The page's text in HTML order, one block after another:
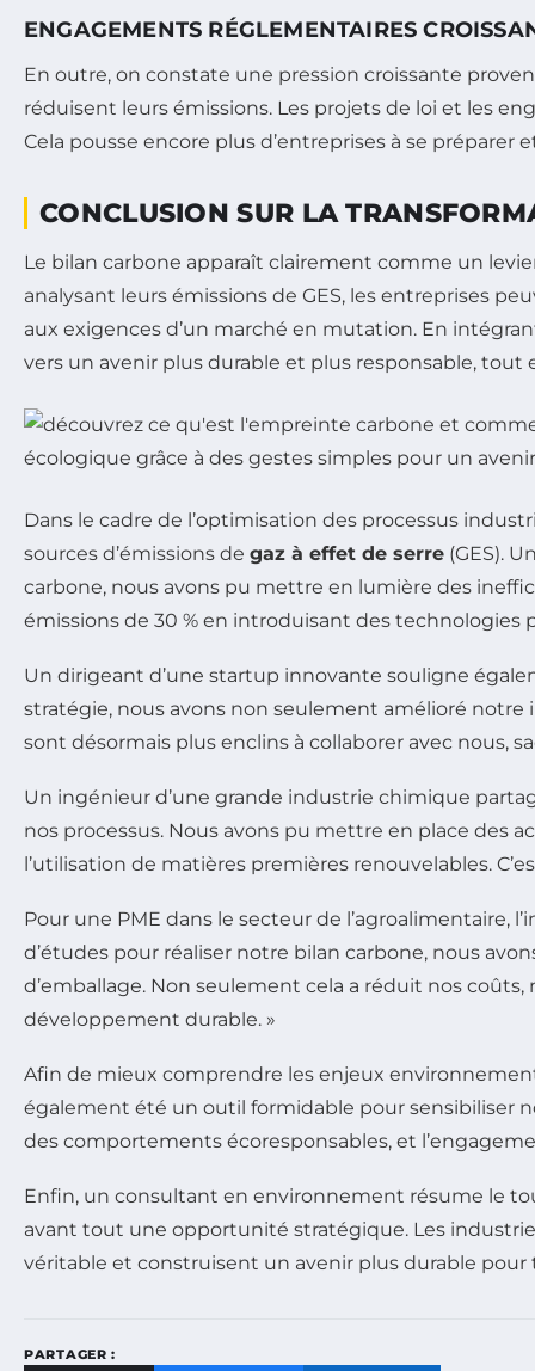
ENGAGEMENTS RÉGLEMENTAIRES
En outre, on constate une pression croissante
réduisent leurs émissions. Les projets de loi et les
Cela pousse encore plus d’entreprises à se préparer
CONCLUSION SUR LA
Le bilan carbone apparaît clairement comme un
analysant leurs émissions de GES, les entreprises
aux exigences d’un marché en mutation. En
vers un avenir plus durable et plus responsable,
Dans le cadre de l’optimisation des processus
sources d’émissions de gaz à effet de serre (GES).
carbone, nous avons pu mettre en lumière des
émissions de 30 % en introduisant des
Un dirigeant d’une startup innovante souligne
stratégie, nous avons non seulement amélioré
sont désormais plus enclins à collaborer avec nous,
Un ingénieur d’une grande industrie chimique
nos processus. Nous avons pu mettre en place des
l’utilisation de matières premières renouvelables.
Pour une PME dans le secteur de l’agroalimentaire,
d’études pour réaliser notre bilan carbone, nous
d’emballage. Non seulement cela a réduit nos
développement durable. »
Afin de mieux comprendre les enjeux
également été un outil formidable pour sensibiliser
des comportements écoresponsables, et
Enfin, un consultant en environnement résume le
avant tout une opportunité stratégique. Les
véritable et construisent un avenir plus durable pour
PARTAGER :